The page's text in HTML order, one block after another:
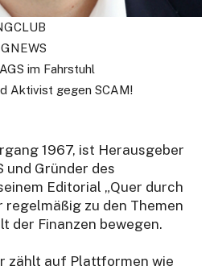
im Fahrstuhl
Aktivist gegen SCAM!
1967, ist Herausgeber
und Gründer des
Editorial „Quer durch
regelmäßig zu den Themen
der Finanzen bewegen.
zählt auf Plattformen wie